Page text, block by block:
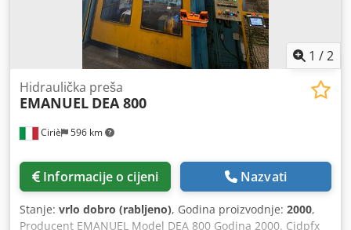
1 /2
Ciriè 596 km
Hidraulička preša
EMANUEL DEA 800
Informacije o cijeni Nazvati
Stanje: vrlo dobro (rabljeno), Godina proizvodnje: 2000,
Producent EMANUEL Model DEA 800 Godina 2000. Cjdpfx